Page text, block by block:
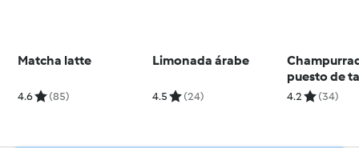
Matcha latte
4.6 (85)
Limonada árabe
4.5 (24)
puesto de
4.2 (34)